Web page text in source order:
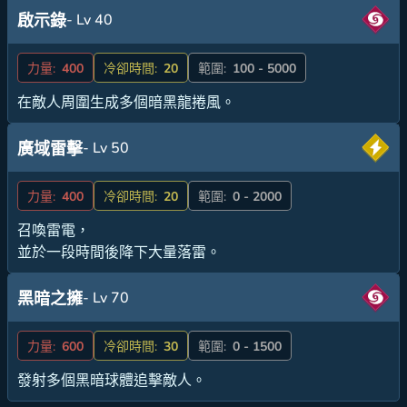
啟示錄- Lv 40
力量: 400 冷卻時間: 20 範圍: 100 - 5000
在敵人周圍生成多個暗黑龍捲風。
廣域雷擊- Lv 50
力量: 400 冷卻時間: 20 範圍: 0 - 2000
召喚雷電，
並於一段時間後降下大量落雷。
黑暗之擁- Lv 70
力量: 600 冷卻時間: 30 範圍: 0 - 1500
發射多個黑暗球體追擊敵人。